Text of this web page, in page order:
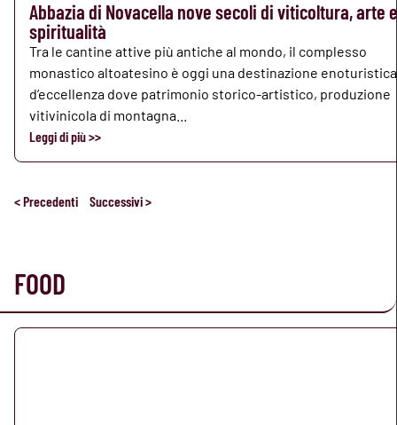
Abbazia di Novacella nove secoli di viticoltura, arte e
spiritualità
Tra le cantine attive più antiche al mondo, il complesso
monastico altoatesino è oggi una destinazione enoturistica
d’eccellenza dove patrimonio storico-artistico, produzione
vitivinicola di montagna...
Leggi di più >>
< Precedenti Successivi >
FOOD